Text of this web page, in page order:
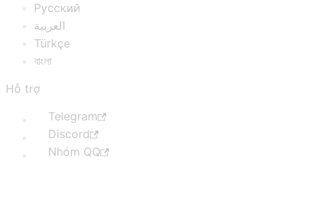
Русский
العربية
Türkçe
বাংলা
Hỗ trợ
Telegram
Discord
Nhóm QQ